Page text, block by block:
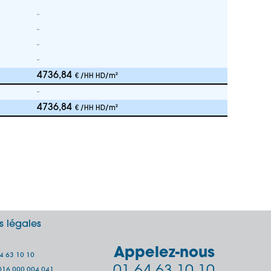
-
-
-
-
4736,84 € /HH HD/m²
-
4736,84 € /HH HD/m²
légales
63 10 10
Appelez-nous